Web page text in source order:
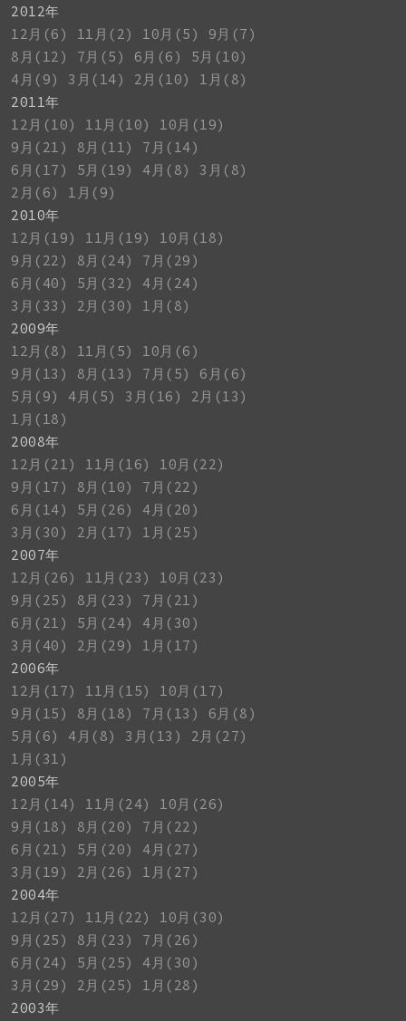
2012年
12月(6)
11月(2) 10月(5)
9月(7)
8月(12)
7月(5) 6月(6)
5月(10)
4月(9)
3月(14) 2月(10)
1月(8)
2011年
12月(10)
11月(10)
10月(19)
9月(21)
8月(11)
7月(14)
6月(17)
5月(19) 4月(8)
3月(8)
2月(6)
1月(9)
2010年
12月(19)
11月(19)
10月(18)
9月(22)
8月(24)
7月(29)
6月(40)
5月(32)
4月(24)
3月(33)
2月(30)
1月(8)
2009年
12月(8)
11月(5)
10月(6)
9月(13)
8月(13) 7月(5)
6月(6)
5月(9)
4月(5) 3月(16)
2月(13)
1月(18)
2008年
12月(21)
11月(16)
10月(22)
9月(17)
8月(10)
7月(22)
6月(14)
5月(26)
4月(20)
3月(30)
2月(17)
1月(25)
2007年
12月(26)
11月(23)
10月(23)
9月(25)
8月(23)
7月(21)
6月(21)
5月(24)
4月(30)
3月(40)
2月(29)
1月(17)
2006年
12月(17)
11月(15)
10月(17)
9月(15)
8月(18) 7月(13)
6月(8)
5月(6)
4月(8) 3月(13)
2月(27)
1月(31)
2005年
12月(14)
11月(24)
10月(26)
9月(18)
8月(20)
7月(22)
6月(21)
5月(20)
4月(27)
3月(19)
2月(26)
1月(27)
2004年
12月(27)
11月(22)
10月(30)
9月(25)
8月(23)
7月(26)
6月(24)
5月(25)
4月(30)
3月(29)
2月(25)
1月(28)
2003年